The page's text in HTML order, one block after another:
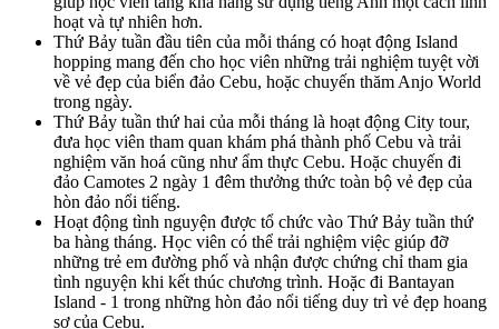
hoạt và tự nhiên hơn.
Thứ Bảy tuần đầu tiên của mỗi tháng có hoạt động Island
hopping mang đến cho học viên những trải nghiệm tuyệt vời
về vẻ đẹp của biển đảo Cebu, hoặc chuyến thăm Anjo World
trong ngày.
Thứ Bảy tuần thứ hai của mỗi tháng là hoạt động City tour,
đưa học viên tham quan khám phá thành phố Cebu và trải
nghiệm văn hoá cũng như ẩm thực Cebu. Hoặc chuyến đi
đảo Camotes 2 ngày 1 đêm thưởng thức toàn bộ vẻ đẹp của
hòn đảo nổi tiếng.
Hoạt động tình nguyện được tổ chức vào Thứ Bảy tuần thứ
ba hàng tháng. Học viên có thể trải nghiệm việc giúp đỡ
những trẻ em đường phố và nhận được chứng chỉ tham gia
tình nguyện khi kết thúc chương trình. Hoặc đi Bantayan
Island - 1 trong những hòn đảo nổi tiếng duy trì vẻ đẹp hoang
sơ của Cebu.